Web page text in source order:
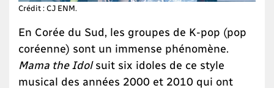
Crédit : CJ ENM.
En Corée du Sud, les groupes de K-pop (pop
coréenne) sont un immense phénomène.
Mama the Idolsuit six idoles de ce style
musical des années 2000 et 2010 qui ont